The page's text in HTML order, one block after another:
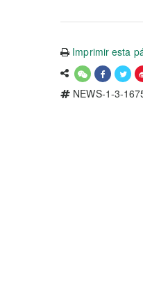
Imprimir esta
NEWS-1-3-